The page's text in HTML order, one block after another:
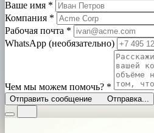
Ваше имя *
Компания *
Рабочая почта *
WhatsApp (необязательно)
Чем мы можем помочь? *
Отправить сообщение Отправка...